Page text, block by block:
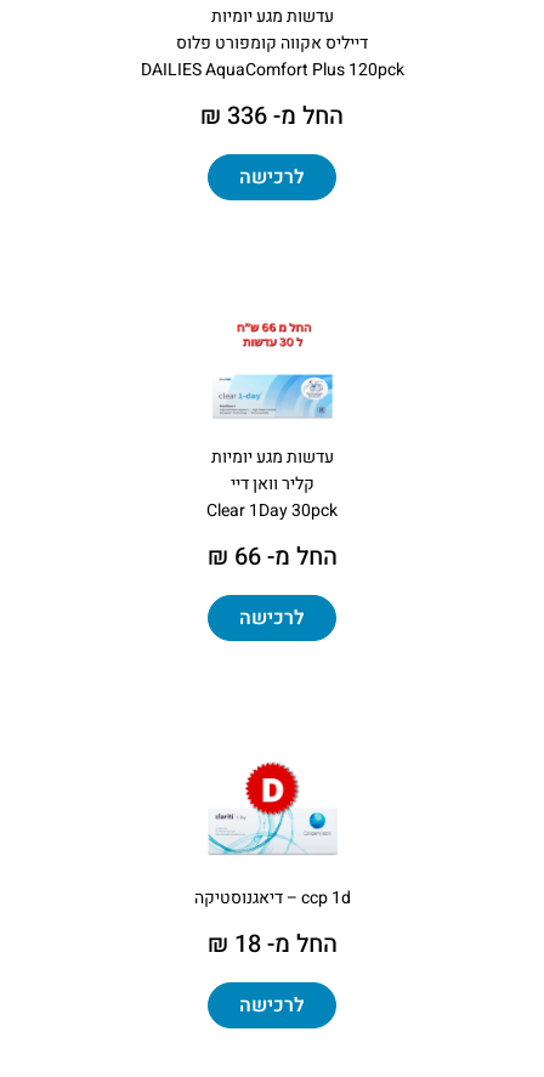
עדשות מגע יומיות
דייליס אקווה קומפורט פלוס
DAILIES AquaComfort Plus 120pck
החל מ- 336 ₪
לרכישה
עדשות מגע יומיות
קליר וואן דיי
Clear 1Day 30pck
החל מ- 66 ₪
לרכישה
ccp 1d – דיאגנוסטיקה
החל מ- 18 ₪
לרכישה